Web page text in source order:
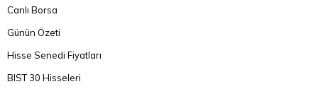
Canlı Borsa
Günün Özeti
Hisse Senedi Fiyatları
BIST 30 Hisseleri